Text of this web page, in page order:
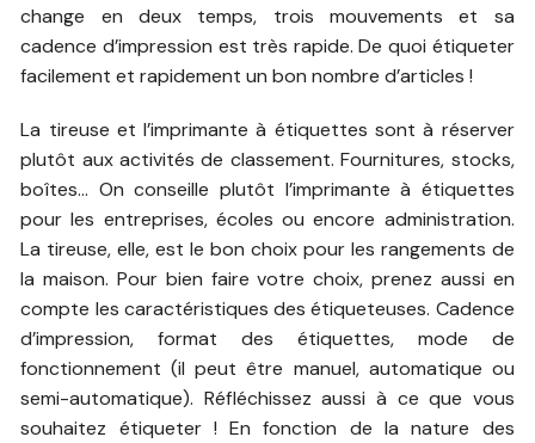
change en deux temps, trois mouvements et sa
cadence d’impression est très rapide. De quoi étiqueter
facilement et rapidement un bon nombre d’articles !
La tireuse et l’imprimante à étiquettes sont à réserver
plutôt aux activités de classement. Fournitures, stocks,
boîtes… On conseille plutôt l’imprimante à étiquettes
pour les entreprises, écoles ou encore administration.
La tireuse, elle, est le bon choix pour les rangements de
la maison. Pour bien faire votre choix, prenez aussi en
compte les caractéristiques des étiqueteuses. Cadence
d’impression, format des étiquettes, mode de
fonctionnement (il peut être manuel, automatique ou
semi-automatique). Réfléchissez aussi à ce que vous
souhaitez étiqueter ! En fonction de la nature des